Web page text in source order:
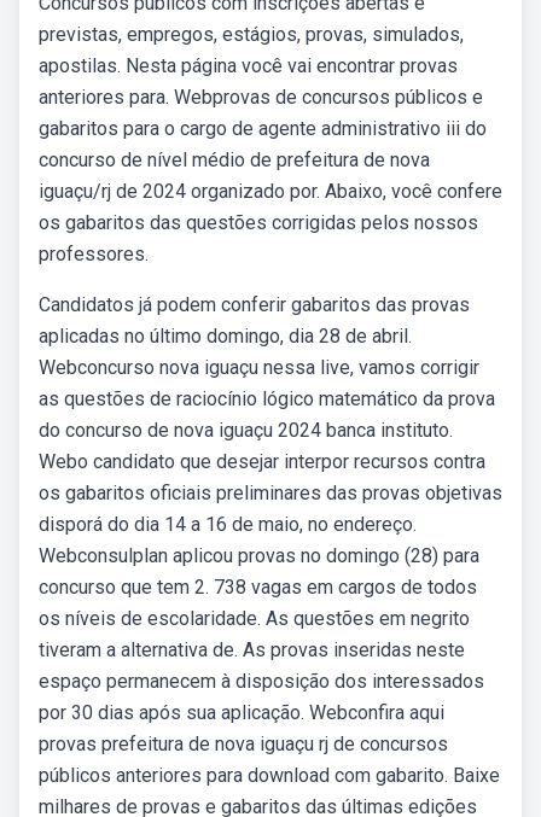
previstas, empregos, estágios, provas, simulados,
apostilas. Nesta página você vai encontrar provas
anteriores para. Webprovas de concursos públicos e
gabaritos para o cargo de agente administrativo iii do
concurso de nível médio de prefeitura de nova
iguaçu/rj de 2024 organizado por. Abaixo, você confere
os gabaritos das questões corrigidas pelos nossos
professores.
Candidatos já podem conferir gabaritos das provas
aplicadas no último domingo, dia 28 de abril.
Webconcurso nova iguaçu nessa live, vamos corrigir
as questões de raciocínio lógico matemático da prova
do concurso de nova iguaçu 2024 banca instituto.
Webo candidato que desejar interpor recursos contra
os gabaritos oficiais preliminares das provas objetivas
disporá do dia 14 a 16 de maio, no endereço.
Webconsulplan aplicou provas no domingo (28) para
concurso que tem 2. 738 vagas em cargos de todos
os níveis de escolaridade. As questões em negrito
tiveram a alternativa de. As provas inseridas neste
espaço permanecem à disposição dos interessados
por 30 dias após sua aplicação. Webconfira aqui
provas prefeitura de nova iguaçu rj de concursos
públicos anteriores para download com gabarito. Baixe
milhares de provas e gabaritos das últimas edições